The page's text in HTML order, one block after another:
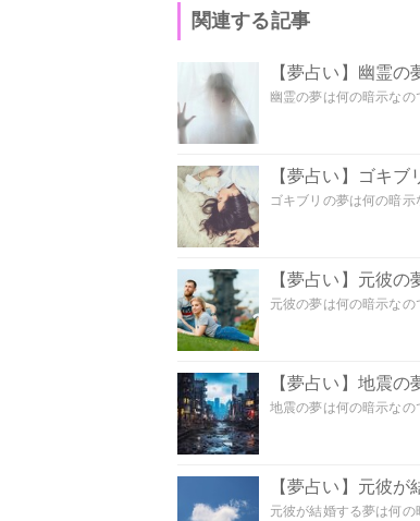
関連する記事
【夢占い】幽霊
幽霊の夢は何の暗示な
【夢占い】ゴキ
ゴキブリの夢は何の暗
【夢占い】元彼
元彼の夢は何の暗示な
【夢占い】地震
地震の夢は何の暗示な
【夢占い】元彼
元彼が結婚する夢は何